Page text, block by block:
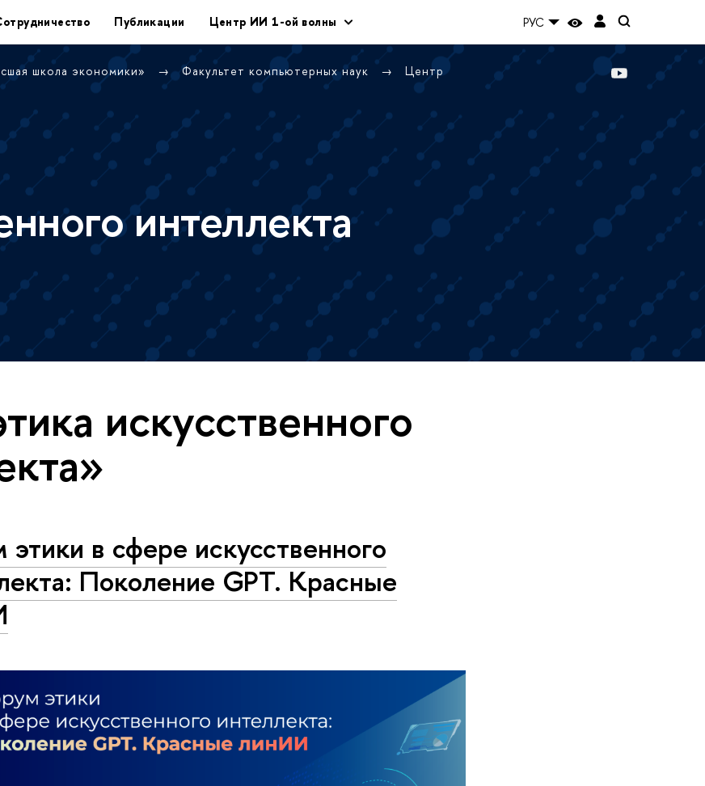
Публикации Центр ИИ 1-ой волны РУС
школа экономики» Факультет компьютерных наук
Центр
интеллекта
искусственного
в сфере искусственного
Поколение GPT. Красные